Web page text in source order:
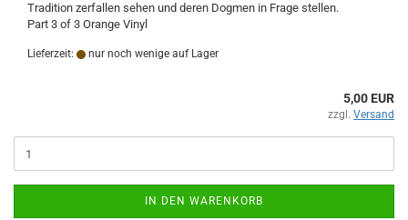
Tradition zerfallen sehen und deren Dogmen in Frage stellen.
Part 3 of 3 Orange Vinyl
Lieferzeit: nur noch wenige auf Lager
5,00 EUR
zzgl. Versand
IN DEN WARENKORB